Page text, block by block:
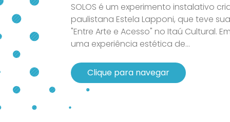
SOLOS é um experimento instalativo
paulistana Estela Lapponi, que teve
"Entre Arte e Acesso" no Itaú Cultural.
uma experiência estética de...
Clique para navegar